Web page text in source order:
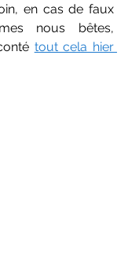
en cas de faux
nous bêtes,
tout cela hier